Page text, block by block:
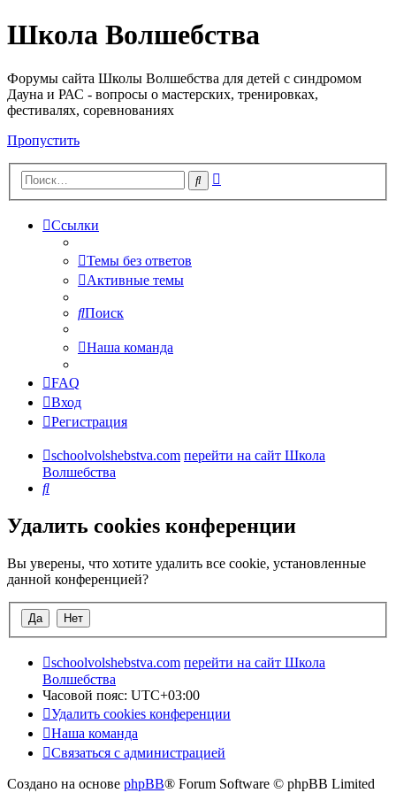
Школа Волшебства
Форумы сайта Школы Волшебства для детей с синдромом
Дауна и РАС - вопросы о мастерских, тренировках,
фестивалях, соревнованиях
Пропустить
Поиск
Ссылки
Темы без ответов
Активные темы
Поиск
Наша команда
FAQ
Вход
Регистрация
schoolvolshebstva.com перейти на сайт Школа
Волшебства
Поиск
Удалить cookies конференции
Вы уверены, что хотите удалить все cookie, установленные
данной конференцией?
schoolvolshebstva.com перейти на сайт Школа
Волшебства
Часовой пояс: UTC+03:00
Удалить cookies конференции
Наша команда
Связаться с администрацией
Создано на основе phpBB® Forum Software © phpBB Limited